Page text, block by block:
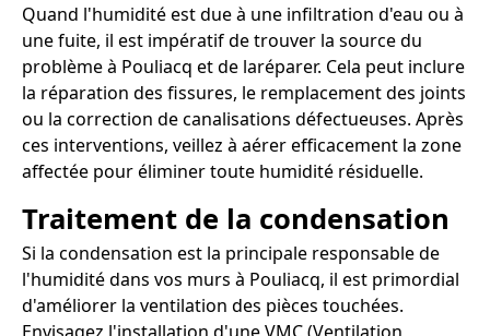
Quand l'humidité est due à une infiltration d'eau ou à
une fuite, il est impératif de trouver la source du
problème à Pouliacq et de laréparer. Cela peut inclure
la réparation des fissures, le remplacement des joints
ou la correction de canalisations défectueuses. Après
ces interventions, veillez à aérer efficacement la zone
affectée pour éliminer toute humidité résiduelle.
Traitement de la condensation
Si la condensation est la principale responsable de
l'humidité dans vos murs à Pouliacq, il est primordial
d'améliorer la ventilation des pièces touchées.